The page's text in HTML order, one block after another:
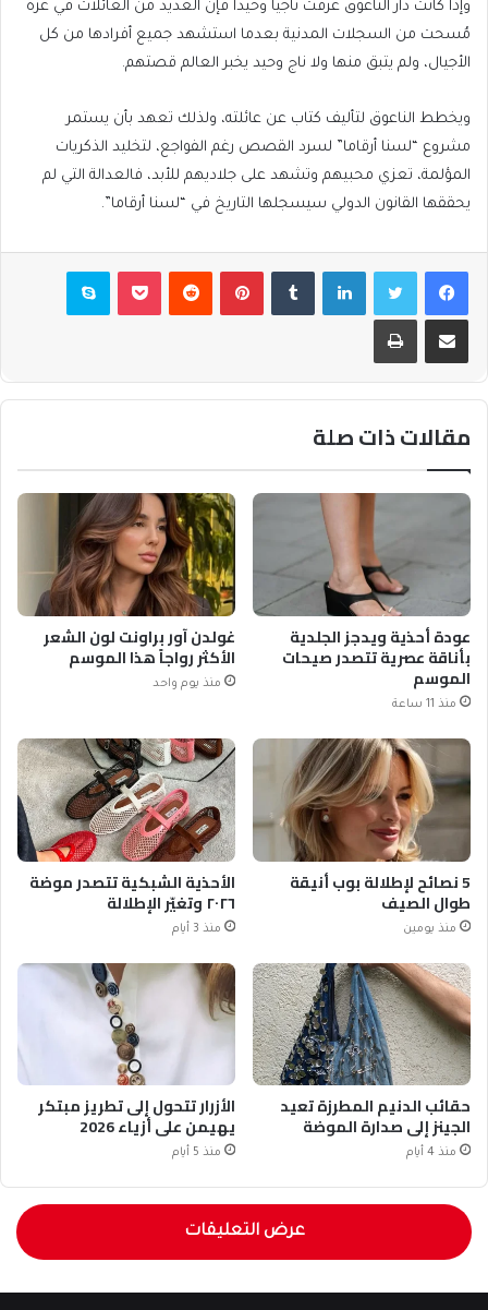
وإذا كانت دار الناعوق عرفت ناجيا وحيدا فإن العديد من العائلات في غزة
مُسحت من السجلات المدنية بعدما استشهد جميع أفرادها من كل
الأجيال، ولم يتبق منها ولا ناج وحيد يخبر العالم قصتهم.
ويخطط الناعوق لتأليف كتاب عن عائلته، ولذلك تعهد بأن يستمر
مشروع “لسنا أرقاما” لسرد القصص رغم الفواجع، لتخليد الذكريات
المؤلمة، تعزي محبيهم وتشهد على جلاديهم للأبد، فالعدالة التي لم
يحققها القانون الدولي سيسجلها التاريخ في “لسنا أرقاما”.
فيسبوكتويتر لينكدإن بينتيريست بوكيت سكايب
مشاركة عبر البريد طباعة
مقالات ذات صلة
عودة أحذية ويدجز الجلدية
بأناقة عصرية تتصدر صيحات
الموسم
منذ 11 ساعة
غولدن آور براونت لون الشعر
الأكثر رواجاً هذا الموسم
منذ يوم واحد
5 نصائح لإطلالة بوب أنيقة
طوال الصيف
منذ يومين
الأحذية الشبكية تتصدر موضة
٢٠٢٦ وتغيّر الإطلالة
منذ 3 أيام
حقائب الدنيم المطرزة تعيد
الجينز إلى صدارة الموضة
منذ 4 أيام
الأزرار تتحول إلى تطريز مبتكر
يهيمن على أزياء 2026
منذ 5 أيام
عرض التعليقات